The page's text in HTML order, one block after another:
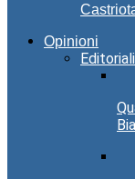
Opinioni
Editoriali